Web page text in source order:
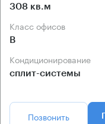
308 кв.м
Класс офисов
B
Кондиционирование
сплит-системы
Позвонить